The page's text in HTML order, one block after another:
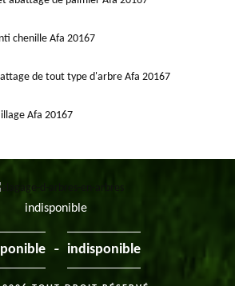
chenille Afa 20167
de tout type d'arbre Afa 20167
Afa 20167
indisponible
- indisponible